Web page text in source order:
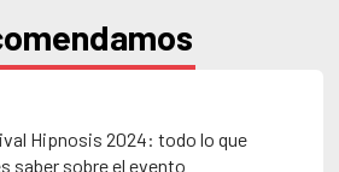
Hipnosis 2024: todo lo que
saber sobre el evento